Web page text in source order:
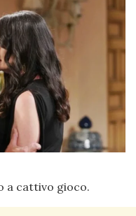
a cattivo gioco.